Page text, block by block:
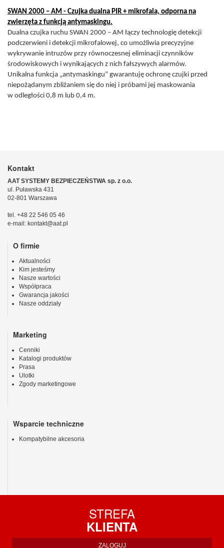
SWAN 2000 – AM - Czujka dualna PIR + mikrofala, odporna na
zwierzęta z funkcją antymaskingu.
Dualna czujka ruchu SWAN 2000 – AM łączy technologię detekcji
podczerwieni i detekcji mikrofalowej, co umożliwia precyzyjne
wykrywanie intruzów przy równoczesnej eliminacji czynników
środowiskowych i wynikających z nich fałszywych alarmów.
Unikalna funkcja „antymaskingu” gwarantuję ochronę czujki przed
niepożądanym zbliżaniem się do niej i próbami jej maskowania
w odległości 0,8 m lub 0,4 m.
Kontakt
AAT SYSTEMY BEZPIECZEŃSTWA sp. z o.o.
ul. Puławska 431
02-801 Warszawa
tel. +48 22 546 05 46
e-mail: kontakt@aat.pl
O firmie
Aktualności
Kim jesteśmy
Nasze wartości
Współpraca
Gwarancja jakości
Nasze oddziały
Marketing
Cenniki
Katalogi produktów
Prasa
Ulotki
Zgody marketingowe
Wsparcie techniczne
Kompatybilne akcesoria
STREFA
KLIENTA
ZALOGUJ